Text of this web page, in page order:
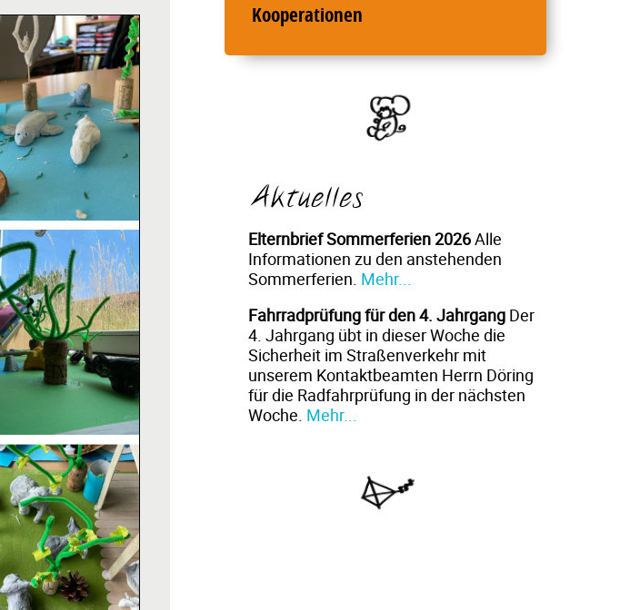
Kooperationen
Aktuelles
Elternbrief Sommerferien 2026Alle
Informationen zu den anstehenden
Sommerferien. Mehr...
Fahrradprüfung für den 4. Jahrgang Der
4. Jahrgang übt in dieser Woche die
Sicherheit im Straßenverkehr mit
unserem Kontaktbeamten Herrn Döring
für die Radfahrprüfung in der nächsten
Woche. Mehr...